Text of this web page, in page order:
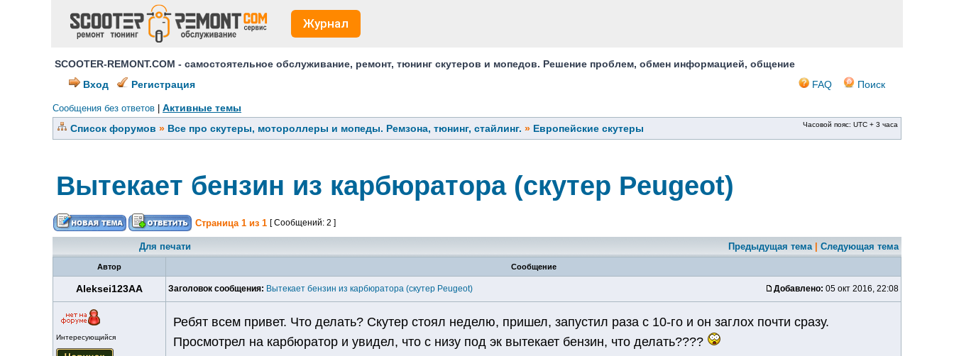
Журнал
SCOOTER-REMONT.COM - самостоятельное обслуживание, ремонт, тюнинг скутеров и мопедов. Решение проблем, обмен информацией, общение
Вход
Регистрация FAQ Поиск
Сообщения без ответов
Активные темы
Список форумов » Все про скутеры, мотороллеры и мопеды. Ремзона, тюнинг, стайлинг. » Европейские скутеры Часовой пояс: UTC + 3 часа
Вытекает бензин из карбюратора (скутер Peugeot)
Страница 1 из 1 [ Сообщений: 2 ]
Для печати Предыдущая тема| Следующая тема
Автор Сообщение
Aleksei123AA Заголовок сообщения: Вытекает бензин из карбюратора (скутер Peugeot) Добавлено: 05 окт 2016, 22:08
Интересующийся
Ребят всем привет. Что делать? Скутер стоял неделю, пришел, запустил раза с 10-го и он заглох почти сразу.
Просмотрел на карбюратор и увидел, что с низу под эк вытекает бензин, что делать????